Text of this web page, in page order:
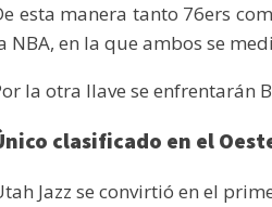
esta manera tanto 76ers
NBA, en la que ambos se
la otra llave se enfrentarán
clasificado en el
Jazz se convirtió en el